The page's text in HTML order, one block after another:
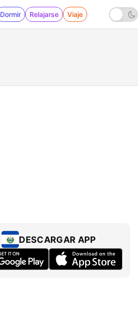
Dormir Relajarse Viaje
DESCARGAR APP